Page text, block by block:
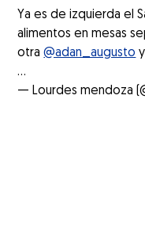
Ya es de izquierda el
alimentos en mesas
otra@adan_augusto
…
— Lourdes mendoza